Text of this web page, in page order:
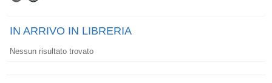
IN ARRIVO IN LIBRERIA
Nessun risultato trovato